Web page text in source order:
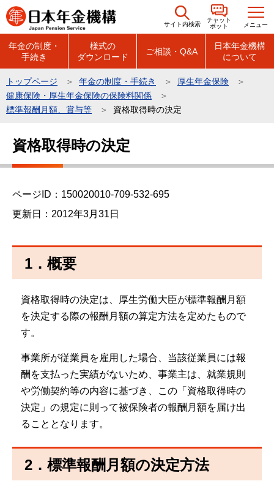
こ
の
の
先
サイト内検索
チャット
ボット
メニュー
年金の制度・
手続き
様式の
ダウンロード
ご相談・Q&A
日本年金機構
について
トップページ 年金の制度・手続き
厚生年金保険
健康保険・厚生年金保険の保険料関係
標準報酬月額、賞与等
資格取得時の決定
こ
資格取得時の決定
ページID：150020010-709-532-695
更新日：2012年3月31日
1．概要
資格取得時の決定は、厚生労働大臣が標準報酬月額
を決定する際の報酬月額の算定方法を定めたもので
す。
事業所が従業員を雇用した場合、当該従業員には報
酬を支払った実績がないため、事業主は、就業規則
や労働契約等の内容に基づき、この「資格取得時の
決定」の規定に則って被保険者の報酬月額を届け出
ることとなります。
2．標準報酬月額の決定方法